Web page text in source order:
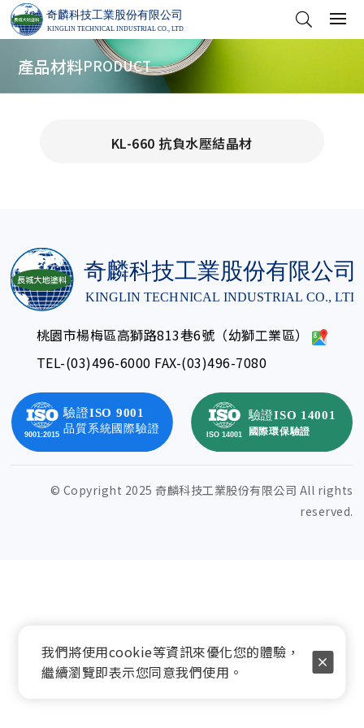
產品材料PRODUCT
KL-660 抗負水壓結晶材
桃園市楊梅區高獅路813巷6號（幼獅工業區）
TEL-(03)496-6000 FAX-(03)496-7080
© Copyright 2025 奇麟科技工業股份有限公司 All rights
reserved.
我們將使用cookie等資訊來優化您的體驗，
繼續瀏覽即表示您同意我們使用。